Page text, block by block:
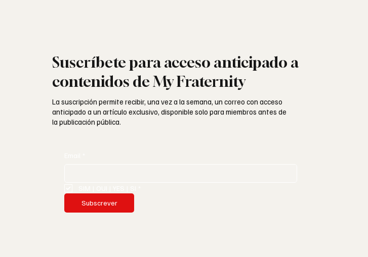
Suscríbete para acceso anticipado a
contenidos de My Fraternity
La suscripción permite recibir, una vez a la semana, un correo con acceso
anticipado a un artículo exclusivo, disponible solo para miembros antes de
la publicación pública.
Subscrever